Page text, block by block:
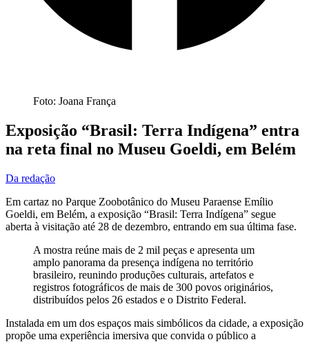
Foto: Joana França
Exposição “Brasil: Terra Indígena” entra
na reta final no Museu Goeldi, em Belém
Da redação
Em cartaz no Parque Zoobotânico do Museu Paraense Emílio
Goeldi, em Belém, a exposição “Brasil: Terra Indígena” segue
aberta à visitação até 28 de dezembro, entrando em sua última fase.
A mostra reúne mais de 2 mil peças e apresenta um
amplo panorama da presença indígena no território
brasileiro, reunindo produções culturais, artefatos e
registros fotográficos de mais de 300 povos originários,
distribuídos pelos 26 estados e o Distrito Federal.
Instalada em um dos espaços mais simbólicos da cidade, a exposição
propõe uma experiência imersiva que convida o público a